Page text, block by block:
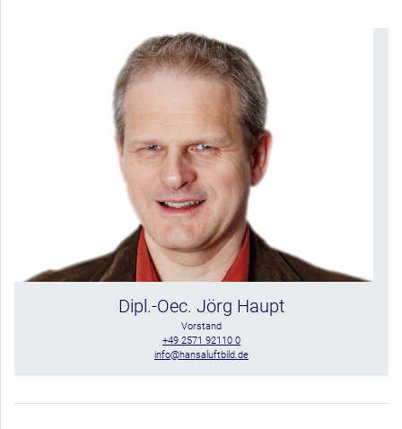
Dipl.-Oec. Jörg Haupt
Vorstand
+49 2571 92110 0
info@hansaluftbild.de